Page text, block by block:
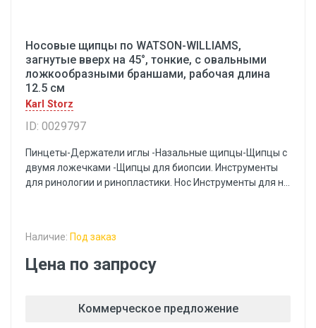
Носовые щипцы по WATSON-WILLIAMS,
загнутые вверх на 45°, тонкие, с овальными
ложкообразными браншами, рабочая длина
12.5 см
Karl Storz
ID: 0029797
Пинцеты-Держатели иглы -Назальные щипцы-Щипцы с
двумя ложечками -Щипцы для биопсии. Инструменты
для ринологии и ринопластики. Нос Инструменты для н...
Наличие: Под заказ
Цена по запросу
Коммерческое предложение